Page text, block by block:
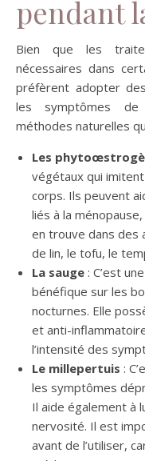
pendant
Bien que les
nécessaires dans
préfèrent adopter
les symptômes de
méthodes naturelles
Les
végétaux qui
corps. Ils peuvent
liés à la
en trouve dans des
de lin, le tofu, le
La sauge : C’est
bénéfique sur les
nocturnes. Elle
et anti-
l’intensité des
Le millepertuis :
les symptômes
Il aide également à
nervosité. Il est
avant de l’utiliser,